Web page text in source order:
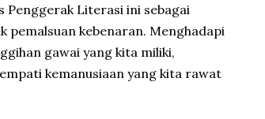
Literasi ini sebagai
kebenaran. Menghadapi
gawai yang kita miliki,
kemanusiaan yang kita rawat